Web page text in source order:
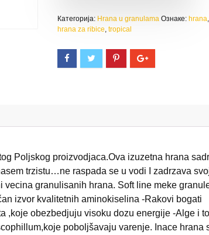
Категорија: Hrana u granulama Ознаке: hrana,
hrana za ribice, tropical
Poljskog proizvodjaca.Ova izuzetna hrana
trzistu…ne raspada se u vodi I zadrzava
granulisanih hrana. Soft line meke
izvor kvalitetnih aminokiselina -Rakovi bogati
,koje obezbedjuju visoku dozu energije -Alge i
poboljšavaju varenje. Inace hrana